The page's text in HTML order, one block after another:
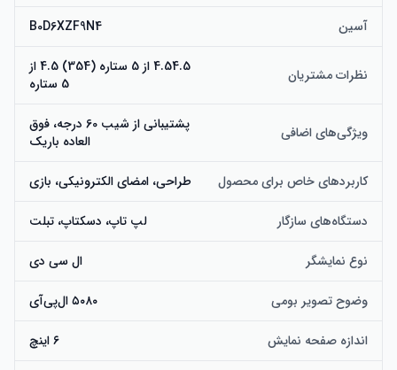
آسین B0D6XZF9N4
نظرات مشتریان
4.54.5 از 5 ستاره (354) 4.5 از
5 ستاره
ویژگی‌های اضافی
پشتیبانی از شیب 60 درجه، فوق
العاده باریک
کاربردهای خاص برای محصول طراحی، امضای الکترونیکی، بازی
دستگاه‌های سازگار لپ تاپ، دسکتاپ، تبلت
نوع نمایشگر ال سی دی
وضوح تصویر بومی ۵۰۸۰ ال‌پی‌آی
اندازه صفحه نمایش ۶ اینچ